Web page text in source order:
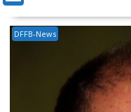
DFFB-News